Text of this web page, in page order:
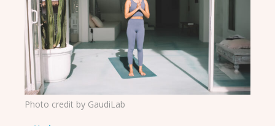
Photo credit by GaudiLab